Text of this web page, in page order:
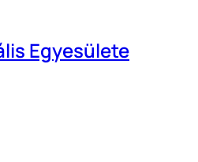
Egyesülete